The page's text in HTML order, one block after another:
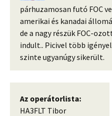
párhuzamosan futó FOC
amerikai és kanadai
de a nagy részük FOC-
indult.. Picivel több
szinte ugyanúgy sikerült.
Az operátorlista:
HA3FLT Tibor